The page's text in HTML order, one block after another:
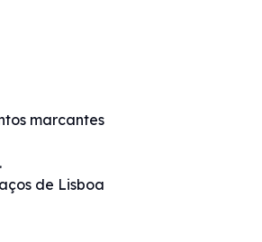
marcantes
de Lisboa